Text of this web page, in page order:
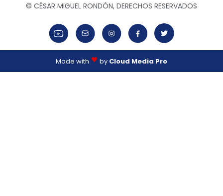
© CÉSAR MIGUEL RONDÓN, DERECHOS RESERVADOS
Made with by Cloud Media Pro